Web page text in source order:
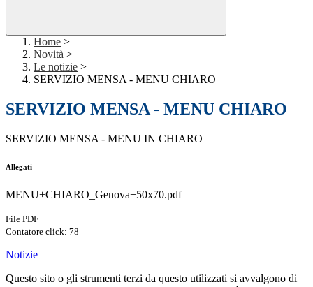
Home >
Novità >
Le notizie >
SERVIZIO MENSA - MENU CHIARO
SERVIZIO MENSA - MENU CHIARO
SERVIZIO MENSA - MENU IN CHIARO
Allegati
MENU+CHIARO_Genova+50x70.pdf
File PDF
Contatore click: 78
Notizie
Questo sito o gli strumenti terzi da questo utilizzati si avvalgono di